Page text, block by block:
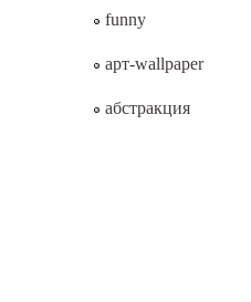
funny
арт-wallpaper
абстракция